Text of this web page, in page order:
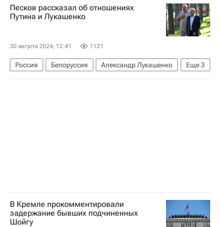
Владимир Зеленский
Виктор Медведчук
Оппозиционная платформа - За жизнь
Песков рассказал об отношениях
Путина и Лукашенко
30 августа 2024, 12:41 1121
Еще3
Россия Белоруссия
Александр Лукашенко
Владимир Путин
Дмитрий Песков В мире
В Кремле прокомментировали
задержание бывших подчиненных
Шойгу